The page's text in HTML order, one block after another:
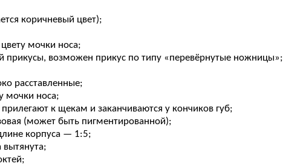
коричневый цвет);
мочки носа;
возможен прикус по типу «перевёрнутые ножницы»;
расставленные;
мочки носа;
к щекам и заканчиваются у кончиков губ;
(может быть пигментированной);
корпуса — 1:5;
вытянута;